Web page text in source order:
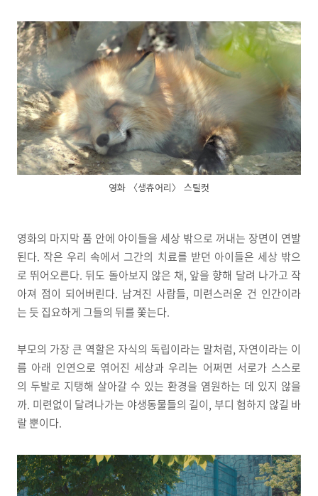
영화 〈생츄어리〉 스틸컷
영화의 마지막 품 안에 아이들을 세상 밖으로 꺼내는 장면이 연발
된다. 작은 우리 속에서 그간의 치료를 받던 아이들은 세상 밖으
로 뛰어오른다. 뒤도 돌아보지 않은 채, 앞을 향해 달려 나가고 작
아져 점이 되어버린다. 남겨진 사람들, 미련스러운 건 인간이라
는 듯 집요하게 그들의 뒤를 쫓는다.
부모의 가장 큰 역할은 자식의 독립이라는 말처럼, 자연이라는 이
름 아래 인연으로 엮어진 세상과 우리는 어쩌면 서로가 스스로
의 두발로 지탱해 살아갈 수 있는 환경을 염원하는 데 있지 않을
까. 미련없이 달려나가는 야생동물들의 길이, 부디 험하지 않길 바
랄 뿐이다.